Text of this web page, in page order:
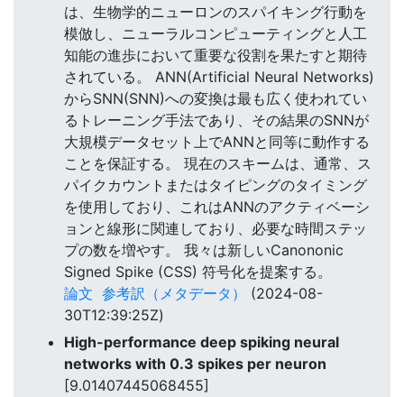
は、生物学的ニューロンのスパイキング行動を
模倣し、ニューラルコンピューティングと人工
知能の進歩において重要な役割を果たすと期待
されている。 ANN(Artificial Neural Networks)
からSNN(SNN)への変換は最も広く使われてい
るトレーニング手法であり、その結果のSNNが
大規模データセット上でANNと同等に動作する
ことを保証する。 現在のスキームは、通常、ス
パイクカウントまたはタイピングのタイミング
を使用しており、これはANNのアクティベーシ
ョンと線形に関連しており、必要な時間ステッ
プの数を増やす。 我々は新しいCanononic
Signed Spike (CSS) 符号化を提案する。
論文 参考訳（メタデータ）
(2024-08-
30T12:39:25Z)
High-performance deep spiking neural
networks with 0.3 spikes per neuron
[9.01407445068455]